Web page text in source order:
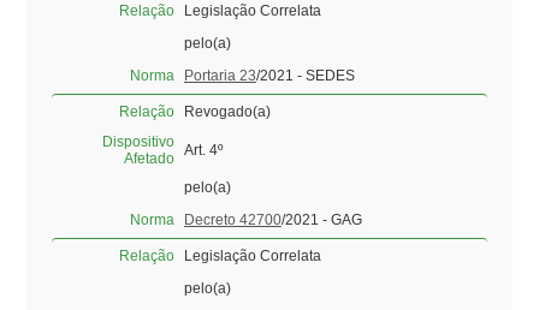
Relação
Legislação Correlata
pelo(a)
Norma
Portaria 23/2021 - SEDES
Relação
Revogado(a)
Dispositivo
Afetado Art. 4º
pelo(a)
Norma
Decreto 42700/2021 - GAG
Relação
Legislação Correlata
pelo(a)